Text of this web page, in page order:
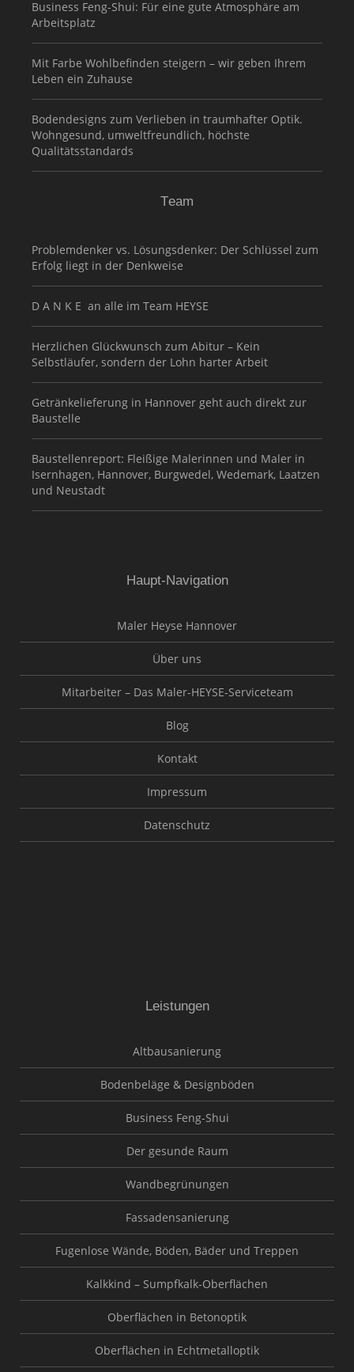
Business Feng-Shui: Für eine gute Atmosphäre am
Arbeitsplatz
Mit Farbe Wohlbefinden steigern – wir geben Ihrem
Leben ein Zuhause
Bodendesigns zum Verlieben in traumhafter Optik.
Wohngesund, umweltfreundlich, höchste
Qualitätsstandards
Team
Problemdenker vs. Lösungsdenker: Der Schlüssel zum
Erfolg liegt in der Denkweise
D A N K E an alle im Team HEYSE
Herzlichen Glückwunsch zum Abitur – Kein
Selbstläufer, sondern der Lohn harter Arbeit
Getränkelieferung in Hannover geht auch direkt zur
Baustelle
Baustellenreport: Fleißige Malerinnen und Maler in
Isernhagen, Hannover, Burgwedel, Wedemark, Laatzen
und Neustadt
Haupt-Navigation
Maler Heyse Hannover
Über uns
Mitarbeiter – Das Maler-HEYSE-Serviceteam
Blog
Kontakt
Impressum
Datenschutz
Leistungen
Altbausanierung
Bodenbeläge & Designböden
Business Feng-Shui
Der gesunde Raum
Wandbegrünungen
Fassadensanierung
Fugenlose Wände, Böden, Bäder und Treppen
Kalkkind – Sumpfkalk-Oberflächen
Oberflächen in Betonoptik
Oberflächen in Echtmetalloptik